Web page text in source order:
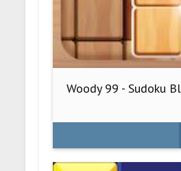
Woody 99 - Sudoku